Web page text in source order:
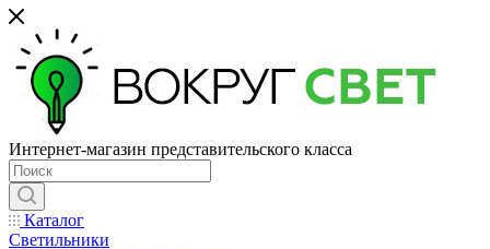
Интернет-магазин представительского класса
Каталог
Светильники